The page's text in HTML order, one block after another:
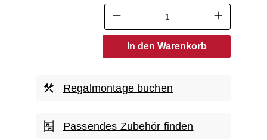
Produkt Anzahl: Gib den
In den Warenkorb
Regalmontage buchen
Passendes Zubehör finden